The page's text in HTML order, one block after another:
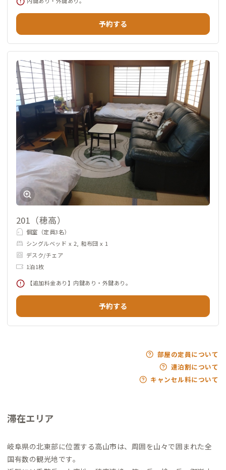
予約する
201（穂高）
個室（定員3名）
シングルベッド x 2, 和布団 x 1
デスク/チェア
1泊1枚
【追加料金あり】内鍵あり・外鍵あり。
予約する
部屋の定員について
連泊割について
キャンセル料について
滞在エリア
岐阜県の北東部に位置する高山市は、周囲を山々で囲まれた全
国有数の観光地です。